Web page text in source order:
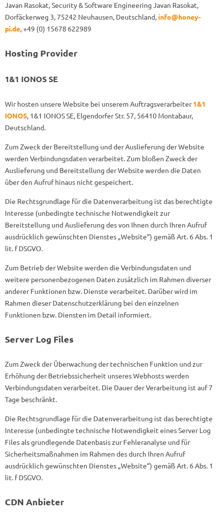
Javan Rasokat, Security & Software Engineering Javan Rasokat,
Dorfäckerweg 3, 75242 Neuhausen, Deutschland, info@honey-
pi.de, +49 (0) 15678 622989
Hosting Provider
1&1 IONOS SE
Wir hosten unsere Website bei unserem Auftragsverarbeiter1&1
IONOS, 1&1 IONOS SE, Elgendorfer Str. 57, 56410 Montabaur,
Deutschland.
Zum Zweck der Bereitstellung und der Auslieferung der Website
werden Verbindungsdaten verarbeitet. Zum bloßen Zweck der
Auslieferung und Bereitstellung der Website werden die Daten
über den Aufruf hinaus nicht gespeichert.
Die Rechtsgrundlage für die Datenverarbeitung ist das berechtigte
Interesse (unbedingte technische Notwendigkeit zur
Bereitstellung und Auslieferung des von Ihnen durch Ihren Aufruf
ausdrücklich gewünschten Dienstes „Website“) gemäß Art. 6 Abs. 1
lit. f DSGVO.
Zum Betrieb der Website werden die Verbindungsdaten und
weitere personenbezogenen Daten zusätzlich im Rahmen diverser
anderer Funktionen bzw. Dienste verarbeitet. Darüber wird im
Rahmen dieser Datenschutzerklärung bei den einzelnen
Funktionen bzw. Diensten im Detail informiert.
Server Log Files
Zum Zweck der Überwachung der technischen Funktion und zur
Erhöhung der Betriebssicherheit unseres Webhosts werden
Verbindungsdaten verarbeitet. Die Dauer der Verarbeitung ist auf 7
Tage beschränkt.
Die Rechtsgrundlage für die Datenverarbeitung ist das berechtigte
Interesse (unbedingte technische Notwendigkeit eines Server Log
Files als grundlegende Datenbasis zur Fehleranalyse und für
Sicherheitsmaßnahmen im Rahmen des durch Ihren Aufruf
ausdrücklich gewünschten Dienstes „Website“) gemäß Art. 6 Abs. 1
lit. f DSGVO.
CDN Anbieter